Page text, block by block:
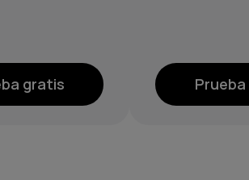
gratis